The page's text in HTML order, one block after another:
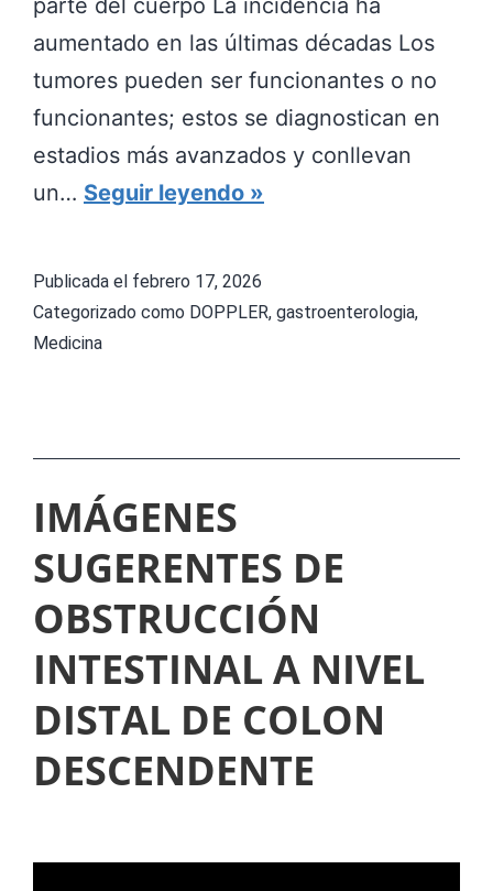
parte del cuerpo La incidencia ha
aumentado en las últimas décadas Los
tumores pueden ser funcionantes o no
funcionantes; estos se diagnostican en
estadios más avanzados y conllevan
un… Seguir leyendo T
o
n
r
o
e
n
d
o
c
i
Publicada el febrero 17, 2026
Categorizado como DOPPLER, gastroenterologia,
Medicina
IMÁGENES
SUGERENTES DE
OBSTRUCCIÓN
INTESTINAL A NIVEL
DISTAL DE COLON
DESCENDENTE